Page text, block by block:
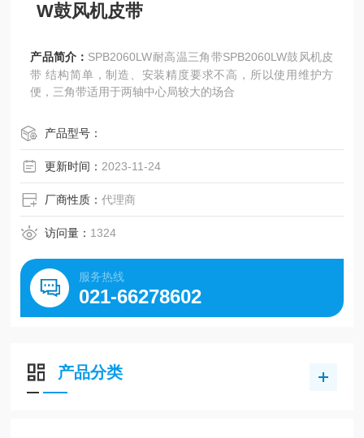
W鼓风机皮带
产品简介： SPB2060LW耐高温三角带SPB2060LW鼓风机皮
带 结构简单，制造、安装精度要求不高，所以使用维护方
便，三角带适用于两轴中心局较大的场合
产品型号：
更新时间： 2023-11-24
厂商性质：代理商
访问量： 1324
服务热线
021-66278602
产品分类